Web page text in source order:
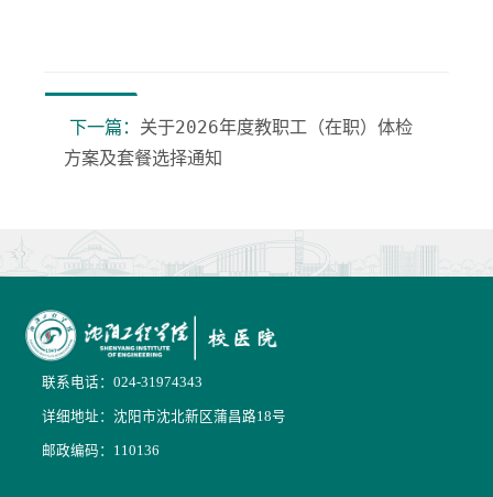
下一篇： 关于2026年度教职工（在职）体检
方案及套餐选择通知
联系电话：024-31974343
详细地址：沈阳市沈北新区蒲昌路18号
邮政编码：110136